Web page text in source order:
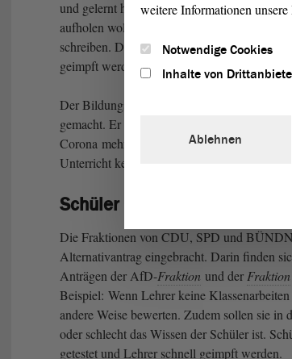
und gelernt hat. Es ist falsch, wenn die
aufholen wollen. Außerdem sollen die Lehrer
schreiben. Die Schüler müssen regelmäßig
geimpft werden.
Der Bildungs-Minister meinte: Viele der
gemacht. Er findet den Unterricht in der
Corona mehr Freiheiten und nutzen sie
Unterricht keine gute Idee.
Schüler testen, Lehrer impfen
Die Fraktionen von CDU, SPD und
Alternativantrag eingebracht. Darin finden
Anträgen der AfD-Fraktion und der Fraktion
Beispiel: Wenn Lehrer keine
andere Weise bewerten. Zudem sollen sie in
oder schlecht das Wissen der Schüler ist.
getestet und Lehrer schnell geimpft werden.
weitere Informationen
Notwendige Cookies
Inhalte von
Ablehnen